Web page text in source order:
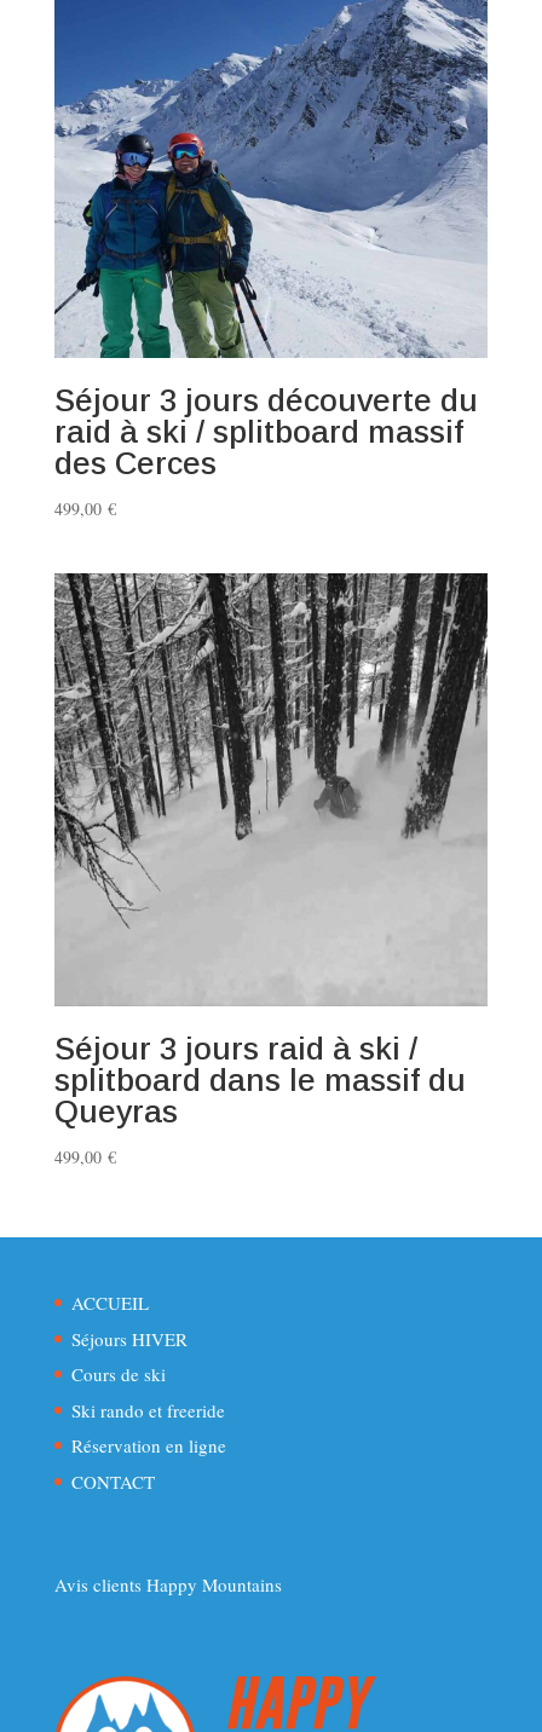
Séjour 3 jours découverte du
raid à ski / splitboard massif
des Cerces
499,00 €
Séjour 3 jours raid à ski /
splitboard dans le massif du
Queyras
499,00 €
ACCUEIL
Séjours HIVER
Cours de ski
Ski rando et freeride
Réservation en ligne
CONTACT
Avis clients Happy Mountains